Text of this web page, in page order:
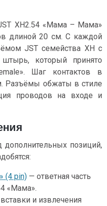
XH2.54 «Мама – Мама»
длиной 20 см. С каждой
JST семейства XH c
который принято
Шаг контактов в
Разъёмы обжаты в стиле
проводов на входе и
дополнительных позиций,
(4 pin) — ответная часть
«Мама».
и извлечения